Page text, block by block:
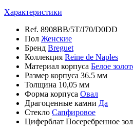
Характеристики
Ref. 8908BB/5T/J70/D0DD
Пол Женские
Бренд Breguet
Коллекция Reine de Naples
Материал корпуса Белое
Размер корпуса 36.5 мм
Толщина 10,05 мм
Форма корпуса Овал
Драгоценные камни Да
Стекло Сапфировое
Циферблат Посеребренное